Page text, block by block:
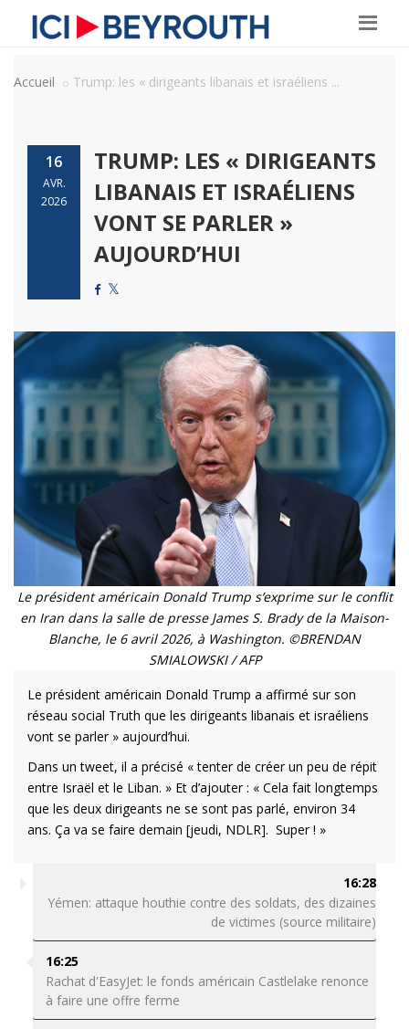
Accueil Trump: les « dirigeants libanais et israéliens ...
16
AVR.
2026
TRUMP: LES « DIRIGEANTS
LIBANAIS ET ISRAÉLIENS
VONT SE PARLER »
AUJOURD’HUI
Le président américain Donald Trump s’exprime sur le conflit
en Iran dans la salle de presse James S. Brady de la Maison-
Blanche, le 6 avril 2026, à Washington. ©BRENDAN
SMIALOWSKI / AFP
Le président américain Donald Trump a affirmé sur son
réseau social Truth que les dirigeants libanais et israéliens
vont se parler » aujourd’hui.
Dans un tweet, il a précisé « tenter de créer un peu de répit
entre Israël et le Liban. » Et d’ajouter : « Cela fait longtemps
que les deux dirigeants ne se sont pas parlé, environ 34
ans. Ça va se faire demain [jeudi, NDLR]. Super ! »
16:28
Yémen: attaque houthie contre des soldats, des dizaines
de victimes (source militaire)
16:25
Rachat d'EasyJet: le fonds américain Castlelake renonce
à faire une offre ferme